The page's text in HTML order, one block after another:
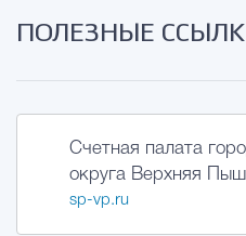
ПОЛЕЗНЫЕ
Счетная палата
округа Верхняя
sp-vp.ru